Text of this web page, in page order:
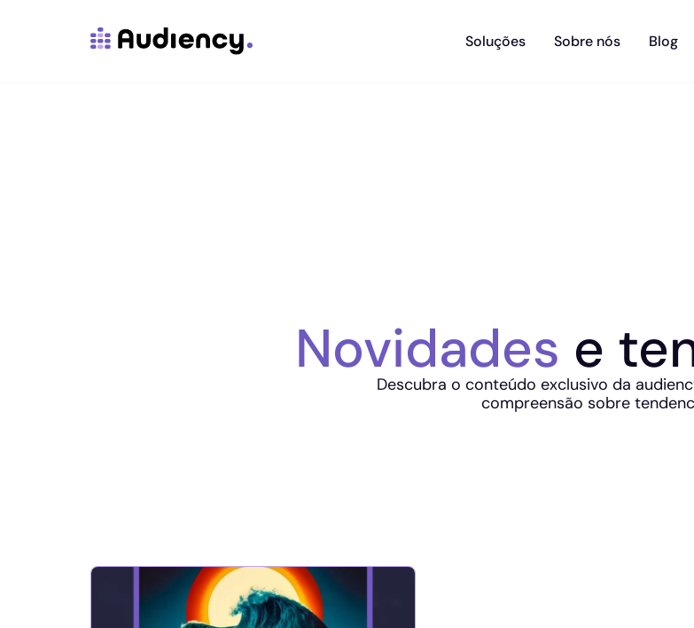
Soluções Sobre nós Blog
Novidades e
Descubra o conteúdo exclusivo da
compreensão sobre